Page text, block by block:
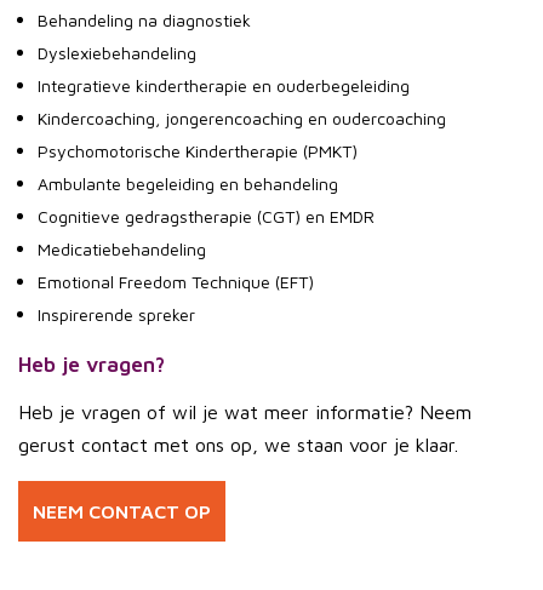
Behandeling na diagnostiek
Dyslexiebehandeling
Integratieve kindertherapie en ouderbegeleiding
Kindercoaching, jongerencoaching en oudercoaching
Psychomotorische Kindertherapie (PMKT)
Ambulante begeleiding en behandeling
Cognitieve gedragstherapie (CGT) en EMDR
Medicatiebehandeling
Emotional Freedom Technique (EFT)
Inspirerende spreker
Heb je vragen?
Heb je vragen of wil je wat meer informatie? Neem
gerust contact met ons op, we staan voor je klaar.
NEEM CONTACT OP